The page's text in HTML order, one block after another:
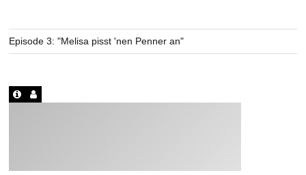
Episode 3: "Melisa pisst 'nen Penner an"